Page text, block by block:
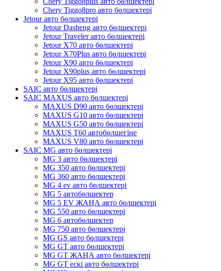
Chery Tiggo8pro авто бөлшектері
Jetour авто бөлшектері
Jetour Dasheng авто бөлшектері
Jetour Traveler авто бөлшектері
Jetour X70 авто бөлшектері
Jetour X70Plus авто бөлшектері
Jetour X90 авто бөлшектері
Jetour X90plus авто бөлшектері
Jetour X95 авто бөлшектері
SAIC авто бөлшектері
SAIC MAXUS авто бөлшектері
MAXUS D90 авто бөлшектері
MAXUS G10 авто бөлшектері
MAXUS G50 авто бөлшектері
MAXUS T60 автобөлшегіне
MAXUS V80 авто бөлшектері
SAIC MG авто бөлшектері
MG 3 авто бөлшектері
MG 350 авто бөлшектері
MG 360 авто бөлшектері
MG 4 ev авто бөлшектері
MG 5 автобөлшектер
MG 5 EV ЖАҢА авто бөлшектері
MG 550 авто бөлшектері
MG 6 автобөлшектер
MG 750 авто бөлшектері
MG GS авто бөлшектері
MG GT авто бөлшектері
MG GT ЖАҢА авто бөлшектері
MG GT ескі авто бөлшектері